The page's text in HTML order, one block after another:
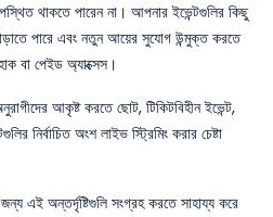
থাকতে পারেন না। আপনার ইভেন্টগুলির কিছু
পারে এবং নতুন আয়ের সুযোগ উন্মুক্ত করতে
বা পেইড অ্যাক্সেস।
আকৃষ্ট করতে ছোট, টিকিটবিহীন ইভেন্ট,
নির্বাচিত অংশ লাইভ স্ট্রিমিং করার চেষ্টা
এই অন্তর্দৃষ্টিগুলি সংগ্রহ করতে সাহায্য করে